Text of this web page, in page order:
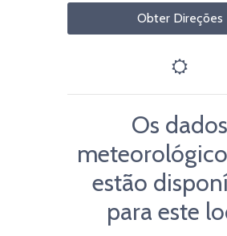
Obter Direções
Os dados
estão
para este